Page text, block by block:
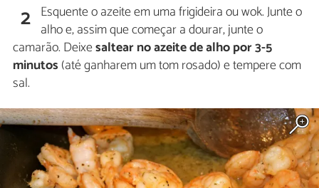
2 Esquente o azeite em uma frigideira ou wok. Junte o
alho e, assim que começar a dourar, junte o
camarão. Deixesaltear no azeite de alho por 3-5
minutos (até ganharem um tom rosado) e tempere com
sal.